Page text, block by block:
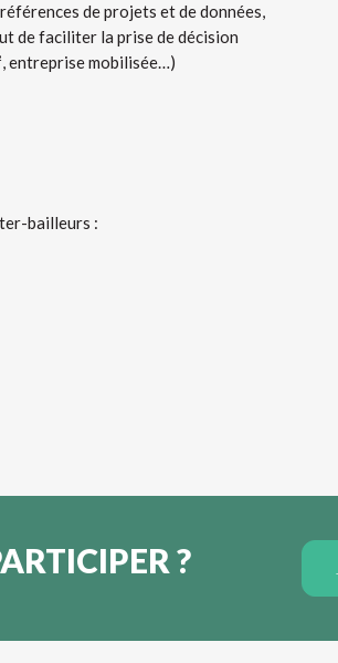
références de projets et de données,
de faciliter la prise de décision
entreprise mobilisée…)
bailleurs :
?